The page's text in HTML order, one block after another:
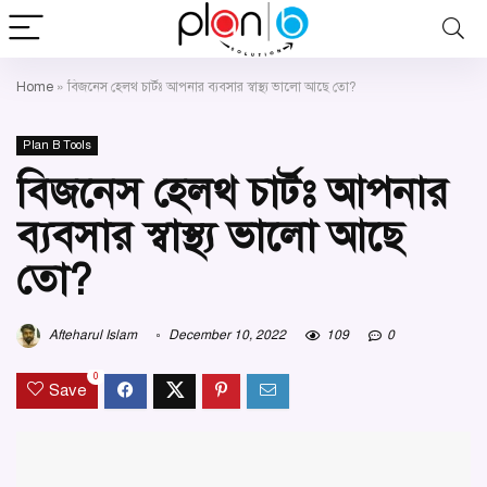
Home »বিজনেস হেলথ চার্টঃ আপনার ব্যবসার স্বাস্থ্য ভালো আছে তো?
Plan B Tools
বিজনেস হেলথ চার্টঃ আপনার
ব্যবসার স্বাস্থ্য ভালো আছে
তো?
Afteharul Islam December 10, 2022 109 0
Save
0